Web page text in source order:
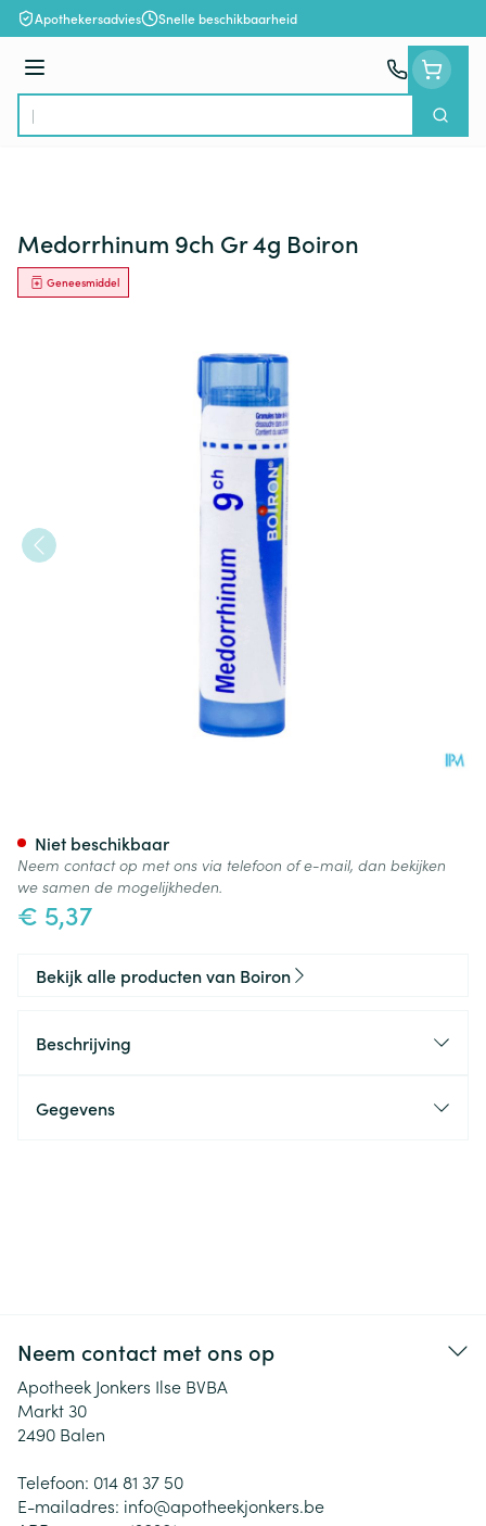
Ga naar de inhoud
Apothekersadvies Snelle beschikbaarheid
Menu
Product, merk, categorie...
Zoek
Medorrhinum 9ch Gr 4g Boiron
Geneesmiddel
€ 5,37
Niet beschikbaar
Neem contact op met ons via telefoon of e-mail, dan bekijken
we samen de mogelijkheden.
Bekijk alle producten van Boiron
Beschrijving
Gegevens
Neem contact met ons op
Apotheek Jonkers Ilse BVBA
Markt 30
2490 Balen
Telefoon: 014 81 37 50
E-mailadres: info@apotheekjonkers.be